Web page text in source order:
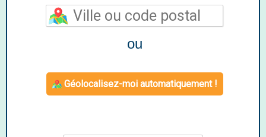
ou
Géolocalisez-moi automatiquement !